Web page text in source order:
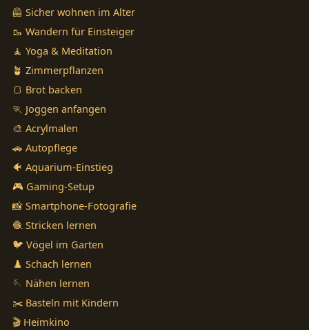
🦺 Sicher wohnen im Alter
🥾 Wandern für Einsteiger
🧘 Yoga & Meditation
🪴 Zimmerpflanzen
🍞 Brot backen
🏃 Joggen anfangen
🎨 Acrylmalen
🚗 Autopflege
🐠 Aquarium-Einstieg
🎮 Gaming-Setup
📸 Smartphone-Fotografie
🧶 Stricken lernen
🐦 Vögel im Garten
♟️ Schach lernen
🪡 Nähen lernen
✂️ Basteln mit Kindern
🎬 Heimkino